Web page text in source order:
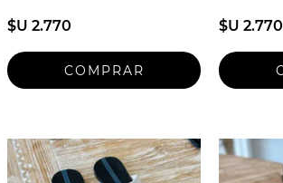
$U 2.770 $U 2.770